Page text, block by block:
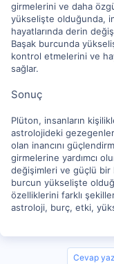
girmelerini ve daha
yükselişte olduğunda,
hayatlarında derin
Başak burcunda
kontrol etmelerini ve
sağlar.
Sonuç
Plüton, insanların
astrolojideki
olan inancını
girmelerine yardımcı
değişimleri ve güçlü bir
burcun yükselişte
özelliklerini farklı
astroloji, burç, etki,
Cevap